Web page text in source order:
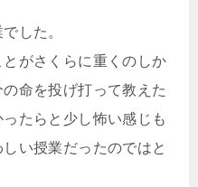
した。
がさくらに重くのしか
命を投げ打って教えた
たらと少し怖い感じも
い授業だったのではと